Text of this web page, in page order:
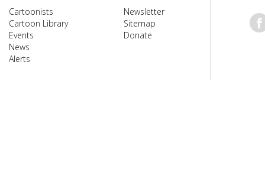
Cartoonists
Cartoon Library
Events
News
Alerts
Newsletter
Sitemap
Donate